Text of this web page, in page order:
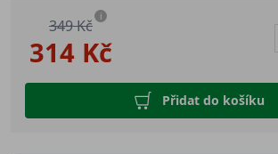
314 Kč
349 Kč i
Přidat do košíku